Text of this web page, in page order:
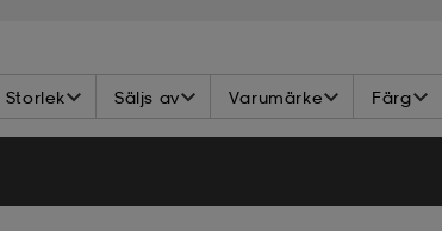
Storlek Säljs av Varumärke Färg